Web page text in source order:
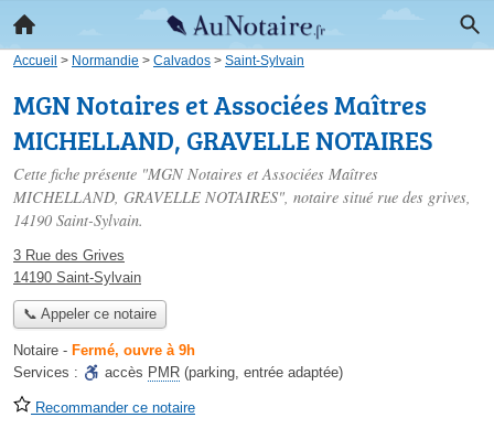
Accueil > Normandie > Calvados > Saint-Sylvain
MGN Notaires et Associées Maîtres
MICHELLAND, GRAVELLE NOTAIRES
Cette fiche présente "MGN Notaires et Associées Maîtres
MICHELLAND, GRAVELLE NOTAIRES", notaire situé rue des grives,
14190 Saint-Sylvain.
3 Rue des Grives
14190 Saint-Sylvain
📞 Appeler ce notaire
Notaire - Fermé, ouvre à 9h
Services :
accès PMR (parking, entrée adaptée)
Recommander ce notaire